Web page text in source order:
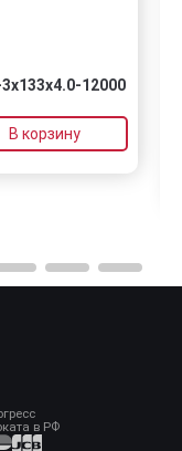
12000
В корзину
в РФ